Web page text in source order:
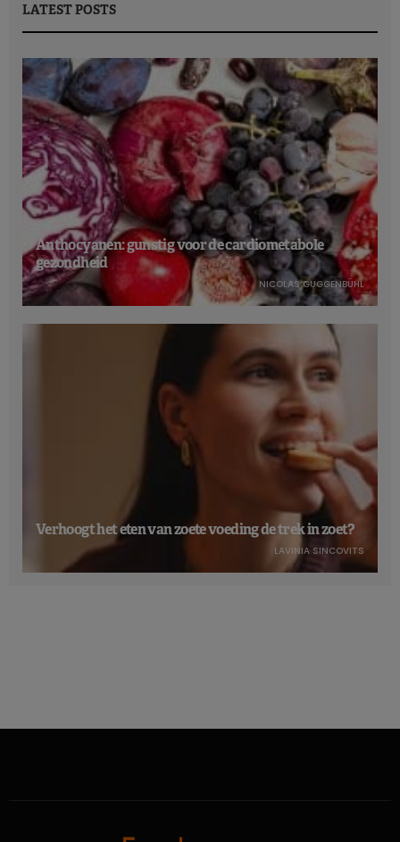
LATEST POSTS
Anthocyanen: gunstig voor de cardiometabole
gezondheid
NICOLAS GUGGENBÜHL
Verhoogt het eten van zoete voeding de trek in zoet?
LAVINIA SINCOVITS